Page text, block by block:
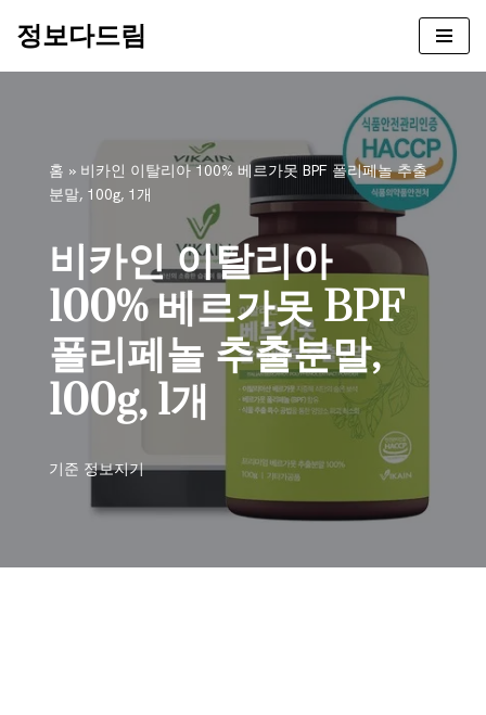
정보다드림
홈 » 비카인 이탈리아 100% 베르가못 BPF 폴리페놀 추출
분말, 100g, 1개
비카인 이탈리아
100% 베르가못 BPF
폴리페놀 추출분말,
100g, 1개
기준 정보지기